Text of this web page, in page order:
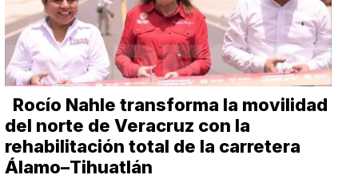
Rocío Nahle transforma la movilidad
del norte de Veracruz con la
rehabilitación total de la carretera
Álamo–Tihuatlán